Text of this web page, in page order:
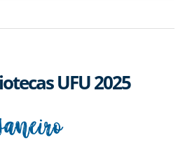
UFU 2025